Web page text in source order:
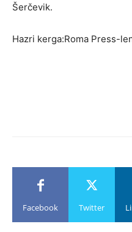
Šerčevik.
Hazri kerga:Roma Press-
Facebook Twitter